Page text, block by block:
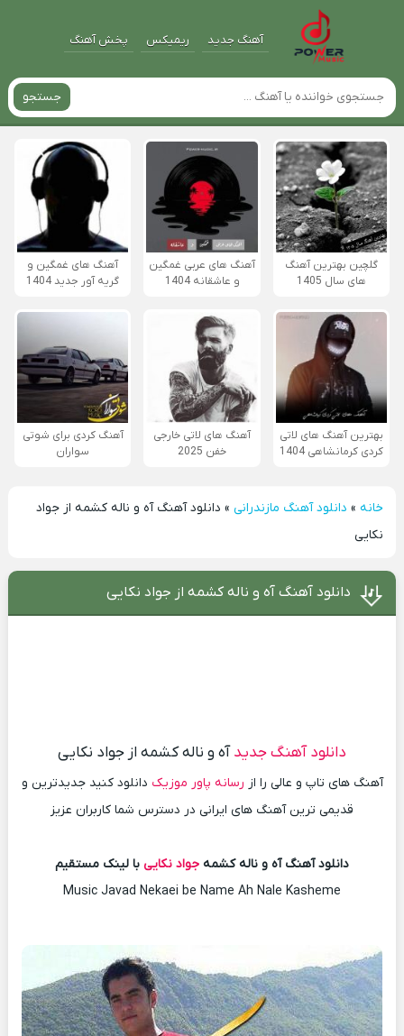
آهنگ جدید ریمیکس پخش آهنگ
جستجو
گلچین بهترین آهنگ
های سال 1405
آهنگ های عربی غمگین
و عاشقانه 1404
آهنگ های غمگین و
گریه آور جدید 1404
بهترین آهنگ های لاتی
کردی کرمانشاهی 1404
آهنگ های لاتی خارجی
خفن 2025
آهنگ کردی برای شوتی
سواران
خانه» دانلود آهنگ مازندرانی» دانلود آهنگ آه و ناله کشمه از جواد
نکایی
دانلود آهنگ آه و ناله کشمه از جواد نکایی
دانلود آهنگ جدید آه و ناله کشمه از جواد نکایی
آهنگ های تاپ و عالی را از رسانه پاور موزیک دانلود کنید جدیدترین و
قدیمی ترین آهنگ های ایرانی در دسترس شما کاربران عزیز
دانلود آهنگ آه و ناله کشمه جواد نکایی با لینک مستقیم
Music Javad Nekaei be Name Ah Nale Kasheme